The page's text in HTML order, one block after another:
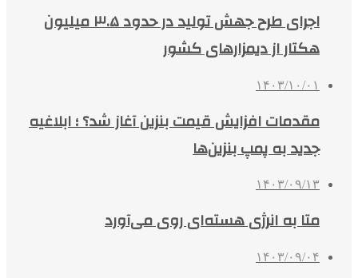
اجرای طرح جهش تولید در حدود ۳.۵ میلیون
هکتار از دیمزارهای کشور
۱۴۰۳/۱۰/۰۱
مقدمات افزایش قیمت بنزین آغاز شد؟ ؛ ابلاغیه
جدید به پمپ بنزین‌ها
۱۴۰۳/۰۹/۱۳
متا به انرژی هسته‌ای روی می‌آورد
۱۴۰۳/۰۹/۰۴